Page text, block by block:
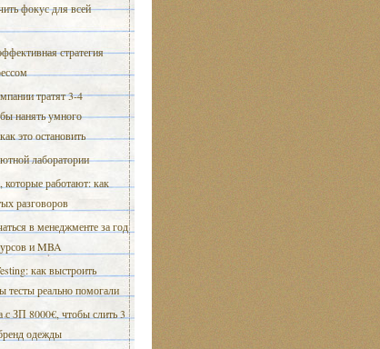
фокус для всей
стратегия
тратят 3-4
нанять умного
это остановить
лаборатории
которые работают: как
разговоров
в менеджменте за год
и MBA
как выстроить
тесты реально помогали
ЗП 8000€, чтобы слить 3
одежды